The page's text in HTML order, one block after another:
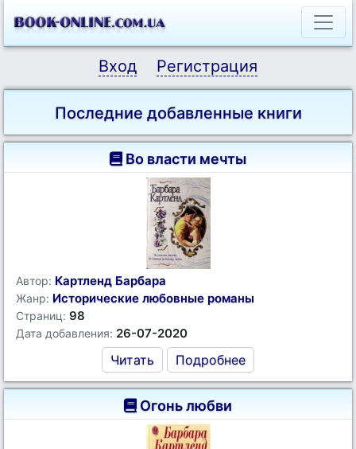
Вход Регистрация
Последние добавленные книги
Во власти мечты
Автор: Картленд Барбара
Жанр: Исторические любовные романы
Страниц: 98
Дата добавления: 26-07-2020
Читать Подробнее
Огонь любви